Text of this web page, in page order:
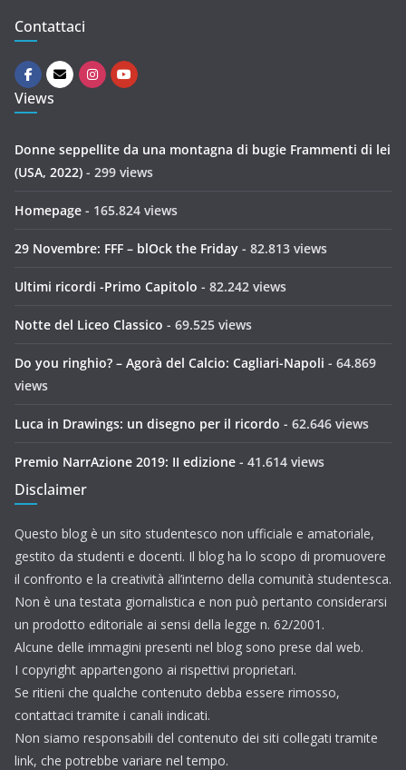
Contattaci
Views
Donne seppellite da una montagna di bugie Frammenti di lei
(USA, 2022) - 299 views
Homepage - 165.824 views
29 Novembre: FFF – blOck the Friday - 82.813 views
Ultimi ricordi -Primo Capitolo - 82.242 views
Notte del Liceo Classico - 69.525 views
Do you ringhio? – Agorà del Calcio: Cagliari-Napoli - 64.869
views
Luca in Drawings: un disegno per il ricordo - 62.646 views
Premio NarrAzione 2019: II edizione - 41.614 views
Disclaimer
Questo blog è un sito studentesco non ufficiale e amatoriale,
gestito da studenti e docenti. Il blog ha lo scopo di promuovere
il confronto e la creatività all’interno della comunità studentesca.
Non è una testata giornalistica e non può pertanto considerarsi
un prodotto editoriale ai sensi della legge n. 62/2001.
Alcune delle immagini presenti nel blog sono prese dal web.
I copyright appartengono ai rispettivi proprietari.
Se ritieni che qualche contenuto debba essere rimosso,
contattaci tramite i canali indicati.
Non siamo responsabili del contenuto dei siti collegati tramite
link, che potrebbe variare nel tempo.